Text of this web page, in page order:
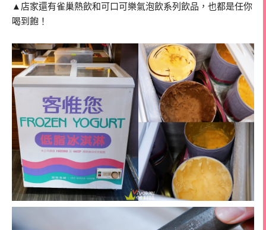
▲店家還有雀巢熱飲和可口可樂氣泡飲系列飲品，也都是任你
喝到飽！